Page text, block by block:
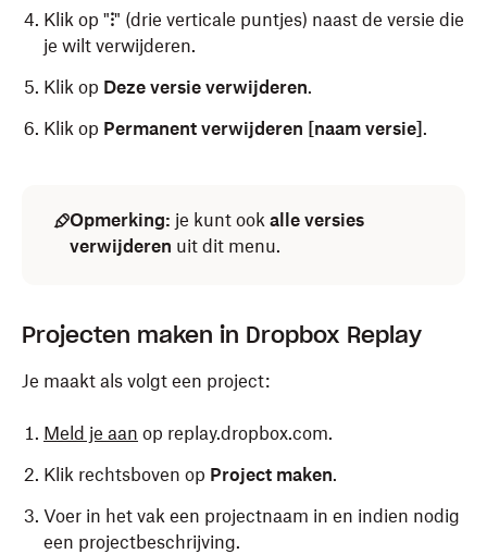
Klik op "⁝" (drie verticale puntjes) naast de versie die
je wilt verwijderen.
Klik op Deze versie verwijderen.
Klik op Permanent verwijderen [naam versie] .
Opmerking: je kunt ook alle versies
verwijderen uit dit menu.
Projecten maken in Dropbox Replay
Je maakt als volgt een project:
Meld je aan op replay.dropbox.com.
Klik rechtsboven op Project maken.
Voer in het vak een projectnaam in en indien nodig
een projectbeschrijving.